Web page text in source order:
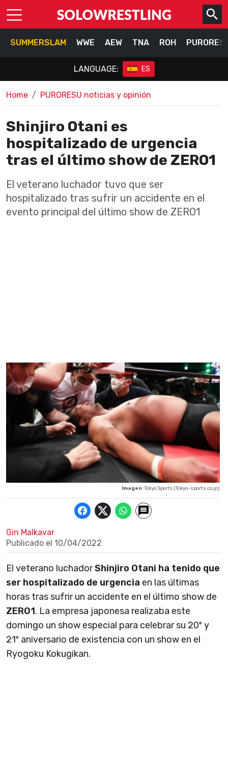
SUMMERSLAM WWE AEW TNA ROH
LANGUAGE: ES
Home PURORESU noticias y opinión
Shinjiro Otani es
hospitalizado de urgencia
tras el último show de ZERO1
El veterano luchador tuvo que ser
hospitalizado tras sufrir un accidente en el
evento principal del último show de ZERO1
Imagen: Tokyo Sports (Tokyo-sports.co.jp)
Gin Malkavar
Publicado el 10/04/2022
El veterano luchadorShinjiro Otani ha tenido que
ser hospitalizado de urgencia en las últimas
horas tras sufrir un accidente en el último show de
ZERO1. La empresa japonesa realizaba este
domingo un show especial para celebrar su 20º y
21º aniversario de existencia con un show en el
Ryogoku Kokugikan.